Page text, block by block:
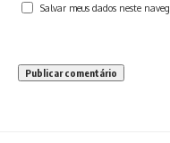
Salvar meus dados neste